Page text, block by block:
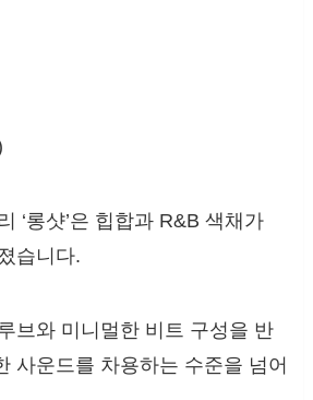
‘롱샷’은 힙합과 R&B 색채가
습니다.
브와 미니멀한 비트 구성을 반
사운드를 차용하는 수준을 넘어